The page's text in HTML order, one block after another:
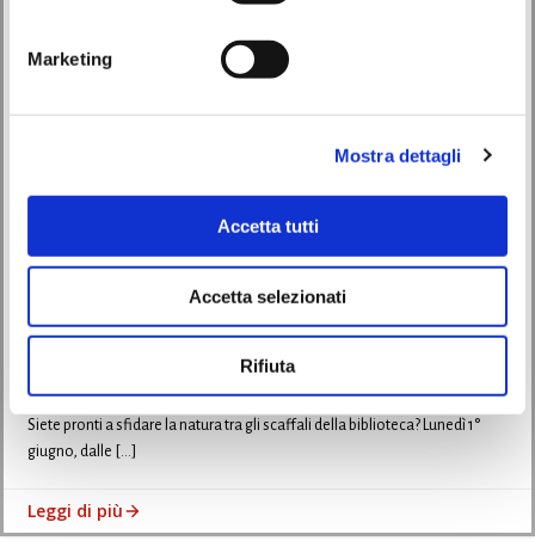
Marketing
Mostra dettagli
Accetta tutti
Accetta selezionati
Rifiuta
Siete pronti a sfidare la natura tra gli scaffali della biblioteca? Lunedì 1°
giugno, dalle […]
Leggi di più